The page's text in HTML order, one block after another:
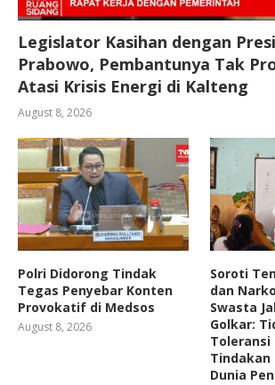
Legislator Kasihan dengan
Prabowo, Pembantunya Tak
Atasi Krisis Energi di Kalteng
August 8, 2026
Polri Didorong Tindak
Tegas Penyebar Konten
Provokatif di Medsos
August 8, 2026
Soroti
dan
Swasta
Golkar:
Toleransi
Tindakan
Dunia